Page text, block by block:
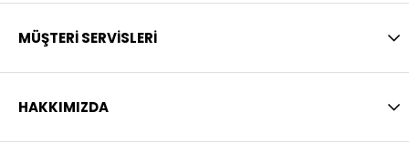
MÜŞTERİ SERVİSLERİ
HAKKIMIZDA